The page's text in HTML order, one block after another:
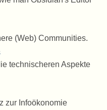
(Web) Communities.
technischeren Aspekte
zur Infoökonomie